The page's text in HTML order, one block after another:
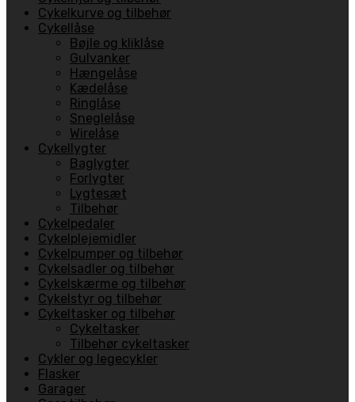
Cykelkurve og tilbehør
Cykellåse
Bøjle og kliklåse
Gulvanker
Hængelåse
Kædelåse
Ringlåse
Sneglelåse
Wirelåse
Cykellygter
Baglygter
Forlygter
Lygtesæt
Tilbehør
Cykelpedaler
Cykelplejemidler
Cykelpumper og tilbehør
Cykelsadler og tilbehør
Cykelskærme og tilbehør
Cykelstyr og tilbehør
Cykeltasker og tilbehør
Cykeltasker
Tilbehør cykeltasker
Cykler og legecykler
Flasker
Garager